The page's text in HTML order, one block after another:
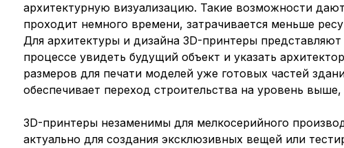
архитектурную визуализацию. Такие возможности
проходит немного времени, затрачивается меньше
Для архитектуры и дизайна 3D-принтеры
процессе увидеть будущий объект и указать
размеров для печати моделей уже готовых частей
обеспечивает переход строительства на уровень
3D-принтеры незаменимы для мелкосерийного
актуально для создания эксклюзивных вещей или